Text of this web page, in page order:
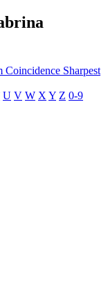
Coincidence Sharpest
U V W X Y Z 0-9